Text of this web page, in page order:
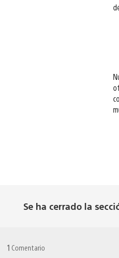
Se ha cerrado la
1 Comentario